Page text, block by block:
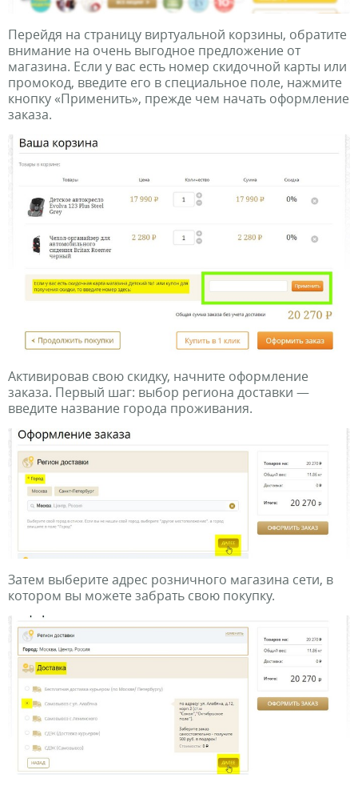
Перейдя на страницу виртуальной корзины, обратите
внимание на очень выгодное предложение от
магазина. Если у вас есть номер скидочной карты или
промокод, введите его в специальное поле, нажмите
кнопку «Применить», прежде чем начать оформление
заказа.
Активировав свою скидку, начните оформление
заказа. Первый шаг: выбор региона доставки —
введите название города проживания.
Затем выберите адрес розничного магазина сети, в
котором вы можете забрать свою покупку.